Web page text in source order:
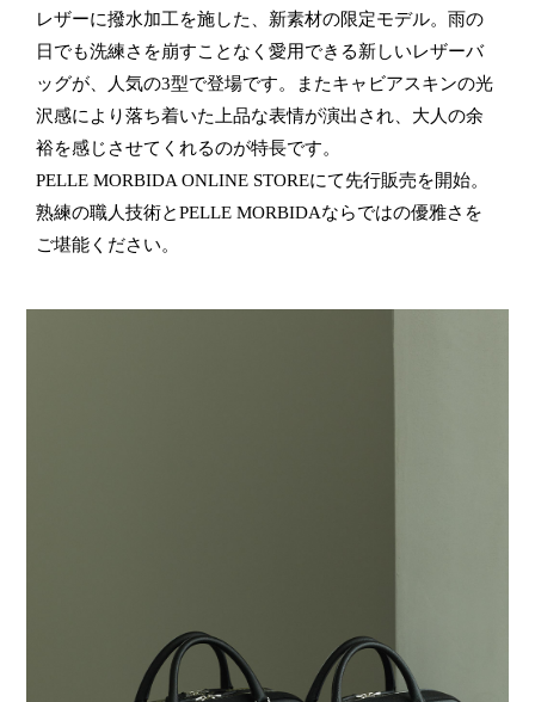
レザーに撥水加工を施した、新素材の限定モデル。雨の
日でも洗練さを崩すことなく愛用できる新しいレザーバ
ッグが、人気の3型で登場です。またキャビアスキンの光
沢感により落ち着いた上品な表情が演出され、大人の余
裕を感じさせてくれるのが特長です。
PELLE MORBIDA ONLINE STOREにて先行販売を開始。
熟練の職人技術とPELLE MORBIDAならではの優雅さを
ご堪能ください。